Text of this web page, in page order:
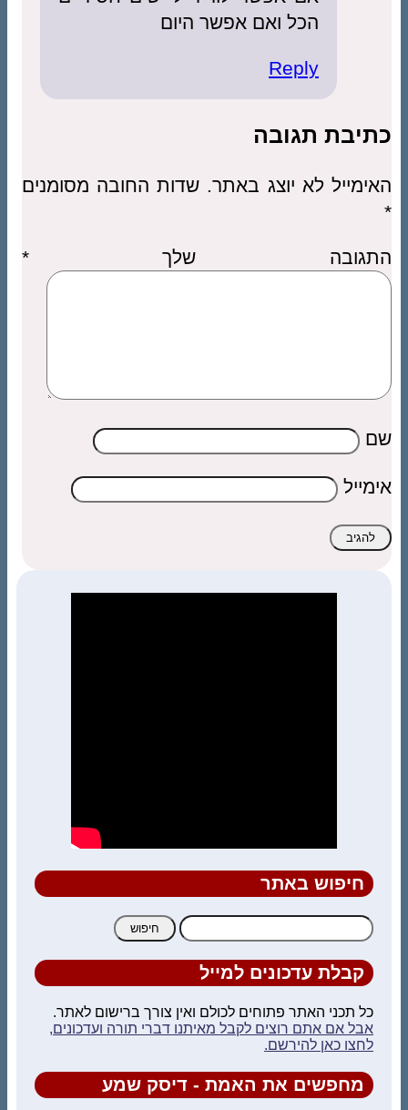
הכל ואם אפשר היום
Reply
כתיבת תגובה
האימייל לא יוצג באתר. שדות החובה מסומנים
*
התגובה שלך*
שם
אימייל
חיפוש באתר
חיפוש:
קבלת עדכונים למייל
כל תכני האתר פתוחים לכולם ואין צורך ברישום לאתר.
אבל אם אתם רוצים לקבל מאיתנו דברי תורה ועדכונים,
לחצו כאן להירשם.
מחפשים את האמת - דיסק שמע